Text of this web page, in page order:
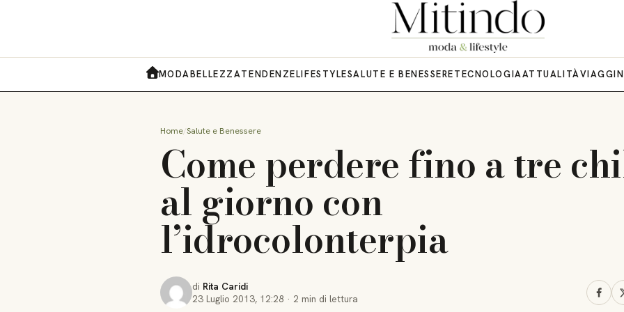
MODABELLEZZATENDENZELIFESTYLESALUTE E BENESSERETECNOLOGIAATTUALITÀVIAGGI
Home Salute e Benessere
Come perdere fino a tre
al giorno con
l’idrocolonterpia
di Rita Caridi
23 Luglio 2013, 12:28 · 2 min di lettura